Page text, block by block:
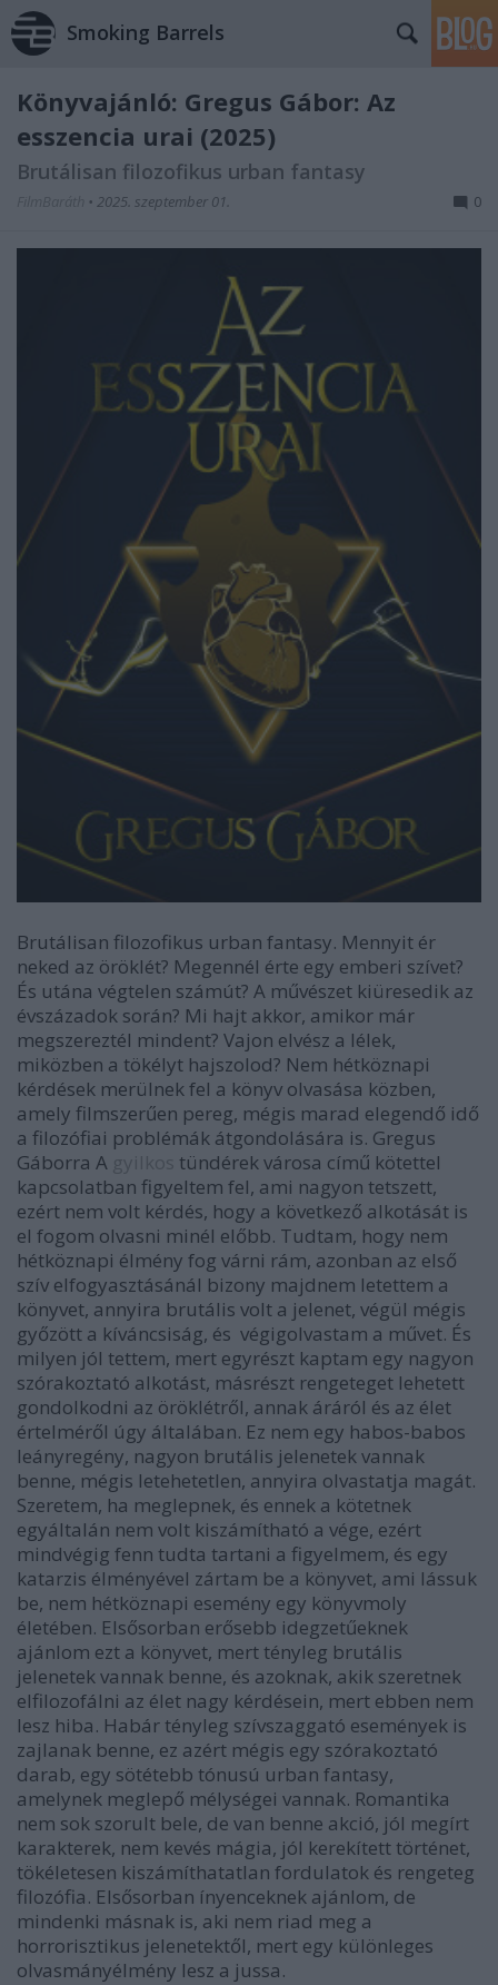
Smoking Barrels
Könyvajánló: Gregus Gábor: Az
esszencia urai (2025)
Brutálisan filozofikus urban fantasy
• 2025. szeptember 01. 0
Brutálisan filozofikus urban fantasy. Mennyit ér
neked az öröklét? Megennél érte egy emberi szívet?
És utána végtelen számút? A művészet kiüresedik az
évszázadok során? Mi hajt akkor, amikor már
megszereztél mindent? Vajon elvész a lélek,
miközben a tökélyt hajszolod? Nem hétköznapi
kérdések merülnek fel a könyv olvasása közben,
amely filmszerűen pereg, mégis marad elegendő idő
a filozófiai problémák átgondolására is. Gregus
Gáborra A
tündérek városa című kötettel
kapcsolatban figyeltem fel, ami nagyon tetszett,
ezért nem volt kérdés, hogy a következő alkotását is
el fogom olvasni minél előbb. Tudtam, hogy nem
hétköznapi élmény fog várni rám, azonban az első
szív elfogyasztásánál bizony majdnem letettem a
könyvet, annyira brutális volt a jelenet, végül mégis
győzött a kíváncsiság, és végigolvastam a művet. És
milyen jól tettem, mert egyrészt kaptam egy nagyon
szórakoztató alkotást, másrészt rengeteget lehetett
gondolkodni az öröklétről, annak áráról és az élet
értelméről úgy általában. Ez nem egy habos-babos
leányregény, nagyon brutális jelenetek vannak
benne, mégis letehetetlen, annyira olvastatja magát.
Szeretem, ha meglepnek, és ennek a kötetnek
egyáltalán nem volt kiszámítható a vége, ezért
mindvégig fenn tudta tartani a figyelmem, és egy
katarzis élményével zártam be a könyvet, ami lássuk
be, nem hétköznapi esemény egy könyvmoly
életében. Elsősorban erősebb idegzetűeknek
ajánlom ezt a könyvet, mert tényleg brutális
jelenetek vannak benne, és azoknak, akik szeretnek
elfilozofálni az élet nagy kérdésein, mert ebben nem
lesz hiba. Habár tényleg szívszaggató események is
zajlanak benne, ez azért mégis egy szórakoztató
darab, egy sötétebb tónusú urban fantasy,
amelynek meglepő mélységei vannak. Romantika
nem sok szorult bele, de van benne akció, jól megírt
karakterek, nem kevés mágia, jól kerekített történet,
tökéletesen kiszámíthatatlan fordulatok és rengeteg
filozófia. Elsősorban ínyenceknek ajánlom, de
mindenki másnak is, aki nem riad meg a
horrorisztikus jelenetektől, mert egy különleges
olvasmányélmény lesz a jussa.